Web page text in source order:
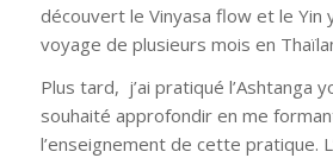
découvert le Vinyasa flow et le Yin
voyage de plusieurs mois en
Plus tard, j’ai pratiqué l’Ashtanga
souhaité approfondir en me
l’enseignement de cette pratique.